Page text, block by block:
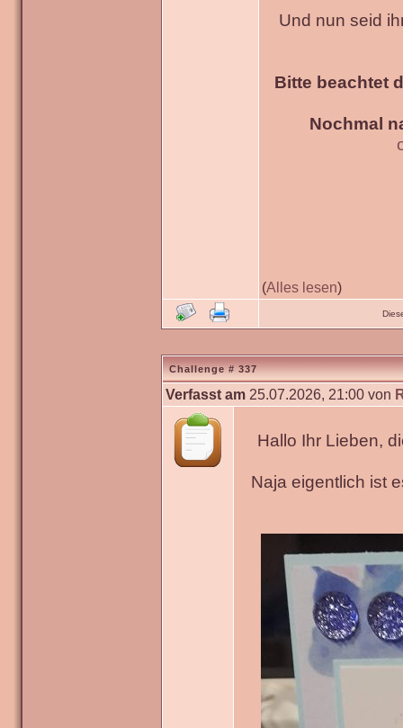
Und nun seid
Bitte beachtet
Nochmal
(Alles lesen)
Challenge # 337
Verfasst am 25.07.2026, 21:00 von
Hallo Ihr Lieben,
Naja eigentlich ist